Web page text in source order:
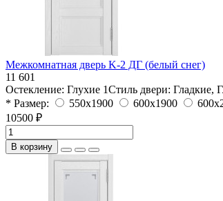
Межкомнатная дверь K-2 ДГ (белый снег)
11 601
Остекление: Глухие 1Стиль двери: Гладкие,
* Размер:
550х1900 600х1900
10500 ₽
В корзину